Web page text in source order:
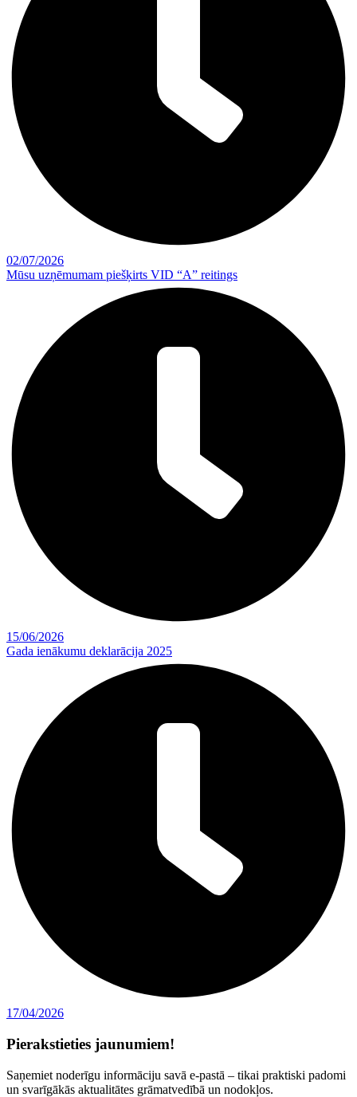
02/07/2026
Mūsu uzņēmumam piešķirts VID “A” reitings
15/06/2026
Gada ienākumu deklarācija 2025
17/04/2026
Pierakstieties jaunumiem!
Saņemiet noderīgu informāciju savā e-pastā – tikai praktiski padomi
un svarīgākās aktualitātes grāmatvedībā un nodokļos.